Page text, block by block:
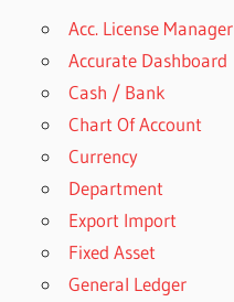
Acc. License Manager
Accurate Dashboard
Cash / Bank
Chart Of Account
Currency
Department
Export Import
Fixed Asset
General Ledger